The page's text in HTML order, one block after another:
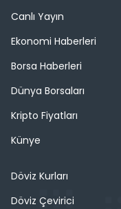
Canlı Yayın
Ekonomi Haberleri
Borsa Haberleri
Dünya Borsaları
Kripto Fiyatları
Künye
Döviz Kurları
Döviz Çevirici